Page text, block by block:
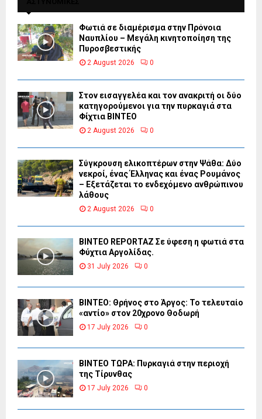
Φωτιά σε διαμέρισμα στην Πρόνοια
Ναυπλίου – Μεγάλη κινητοποίηση της
Πυροσβεστικής
2 August 2026 0
Στον εισαγγελέα και τον ανακριτή οι δύο
κατηγορούμενοι για την πυρκαγιά στα
Φίχτια ΒΙΝΤΕΟ
2 August 2026 0
Σύγκρουση ελικοπτέρων στην Ψάθα: Δύο
νεκροί, ένας Έλληνας και ένας Ρουμάνος
– Εξετάζεται το ενδεχόμενο ανθρώπινου
λάθους
2 August 2026 0
BINTEO REPORTAZ Σε ύφεση η φωτιά στα
Φύχτια Αργολίδας.
31 July 2026 0
ΒΙΝΤΕΟ: Θρήνος στο Άργος: Το τελευταίο
«αντίο» στον 20χρονο Θοδωρή
17 July 2026 0
ΒΙΝΤΕΟ ΤΩΡΑ: Πυρκαγιά στην περιοχή
της Τίρυνθας
17 July 2026 0